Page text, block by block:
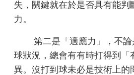
失，關鍵就在於是否具有能判
力。
第二是「適應力」，不論
球狀況，總會有有時打得到「
異。沒打到球未必是技術上的